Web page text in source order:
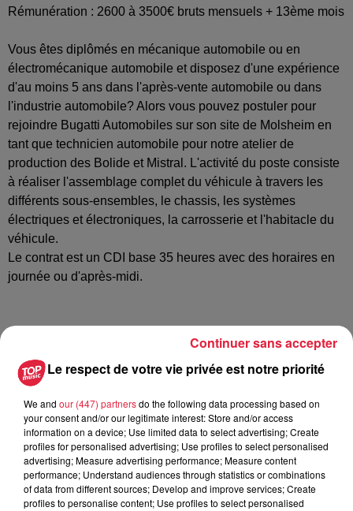
Rémunération : 2600 à 3500€ bruts mensuels + 13ème mois
Vous êtes diplômés en mécanique automobile ou en
électromécanique automobile et disposez d'une expérience
d'au moins 5 ans dans l'après-vente automobile ou dans
l'industrie automobile? Alors vous pouvez postuler pour
rejoindre Bugatti Automobiles sur son site de Molsheim en
tant que technicien automobile pour notre atelier de
production des Bolide et Mistral. L'activité du poste consiste
à réaliser l'assemblage complet du véhicule à travers les
différents sous-ensembles, le chassis, les systèmes
électriques et électroniques, la carrosserie et l'habitacle du
véhicule.
Le contrat est un CDI base 35 heures avec des horaires en
journée ou d'après-midi.
Votre nom*
Votre e-mail*
Le respect de votre vie privée est notre priorité
We and our (447) partnersdo the following data processing based on
your consent and/or our legitimate interest: Store and/or access
information on a device; Use limited data to select advertising; Create
profiles for personalised advertising; Use profiles to select personalised
advertising; Measure advertising performance; Measure content
performance; Understand audiences through statistics or combinations
of data from different sources; Develop and improve services; Create
profiles to personalise content; Use profiles to select personalised
Continuer sans accepter